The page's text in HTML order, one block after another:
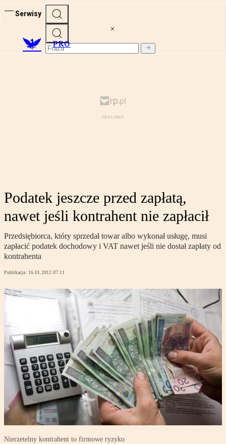
Serwisy
PRO
Podatek jeszcze przed zapłatą,
nawet jeśli kontrahent nie zapłacił
Przedsiębiorca, który sprzedał towar albo wykonał usługę, musi
zapłacić podatek dochodowy i VAT nawet jeśli nie dostał zapłaty od
kontrahenta
Publikacja: 16.01.2012 07:11
Nierzetelny kontrahent to firmowe ryzyko